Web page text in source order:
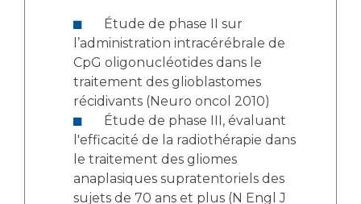
l’administration intracérébrale de
CpG oligonucléotides dans le
traitement des glioblastomes
récidivants (Neuro oncol 2010)
l'efficacité de la radiothérapie dans
le traitement des gliomes
anaplasiques supratentoriels des
sujets de 70 ans et plus (N Engl J